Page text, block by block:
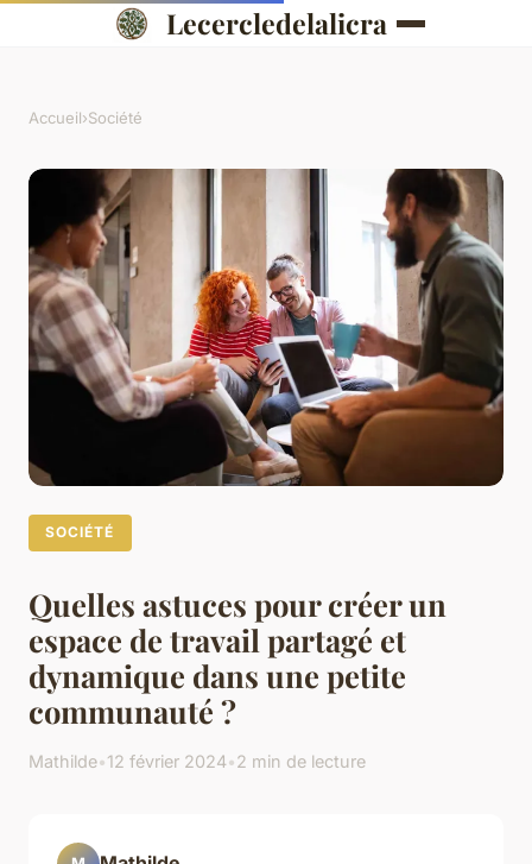
Lecercledelalicra
Accueil›Société
SOCIÉTÉ
Quelles astuces pour créer un
espace de travail partagé et
dynamique dans une petite
communauté ?
Mathilde•12 février 2024•2 min de lecture